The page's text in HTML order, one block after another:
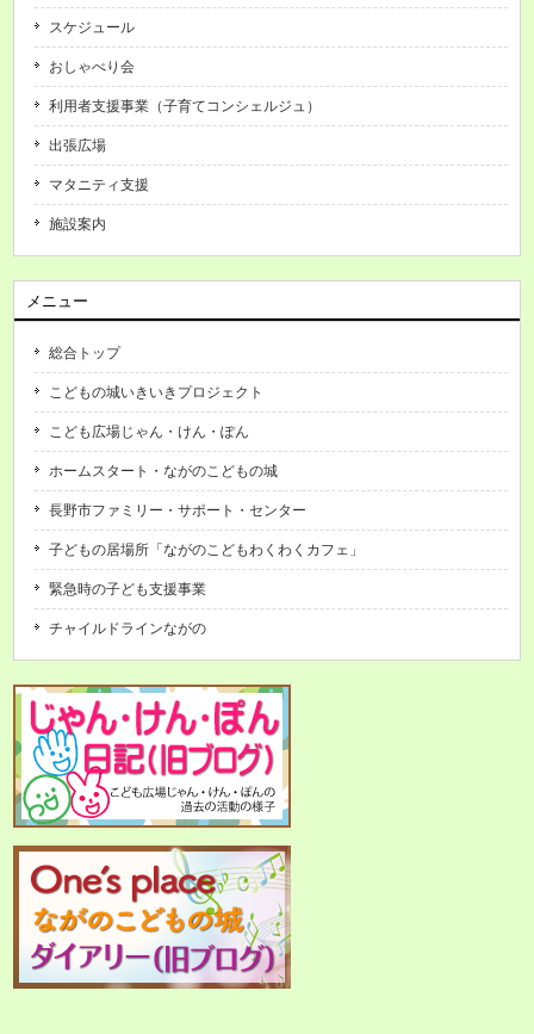
スケジュール
おしゃべり会
利用者支援事業（子育てコンシェルジュ）
出張広場
マタニティ支援
施設案内
メニュー
総合トップ
こどもの城いきいきプロジェクト
こども広場じゃん・けん・ぽん
ホームスタート・ながのこどもの城
長野市ファミリー・サポート・センター
子どもの居場所「ながのこどもわくわくカフェ」
緊急時の子ども支援事業
チャイルドラインながの